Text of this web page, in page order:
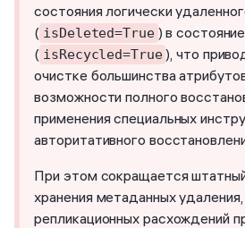
состояния логически
( isDeleted=True ) в
( isRecycled=True ), что
очистке большинства
возможности полного
применения специальных
авторитативного
При этом сокращается
хранения метаданных
репликационных расхождений